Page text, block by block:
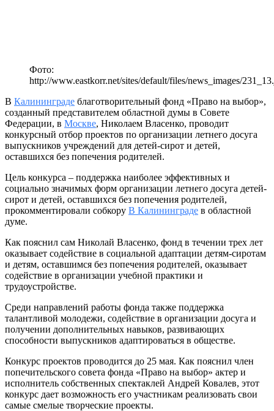
Фото:
http://www.eastkorr.net/sites/default/files/news_images/
В Калининграде благотворительный фонд «Право на выбор»,
созданный представителем областной думы в Совете
Федерации, в Москве, Николаем Власенко, проводит
конкурсный отбор проектов по организации летнего досуга
выпускников учреждений для детей-сирот и детей,
оставшихся без попечения родителей.
Цель конкурса – поддержка наиболее эффективных и
социально значимых форм организации летнего досуга детей-
сирот и детей, оставшихся без попечения родителей,
прокомментировали собкору В Калининграде в областной
думе.
Как пояснил сам Николай Власенко, фонд в течении трех лет
оказывает содействие в социальной адаптации детям-сиротам
и детям, оставшимся без попечения родителей, оказывает
содействие в организации учебной практики и
трудоустройстве.
Среди направлений работы фонда также поддержка
талантливой молодежи, содействие в организации досуга и
получении дополнительных навыков, развивающих
способности выпускников адаптироваться в обществе.
Конкурс проектов проводится до 25 мая. Как пояснил член
попечительского совета фонда «Право на выбор» актер и
исполнитель собственных спектаклей Андрей Ковалев, этот
конкурс дает возможность его участникам реализовать свои
самые смелые творческие проекты.